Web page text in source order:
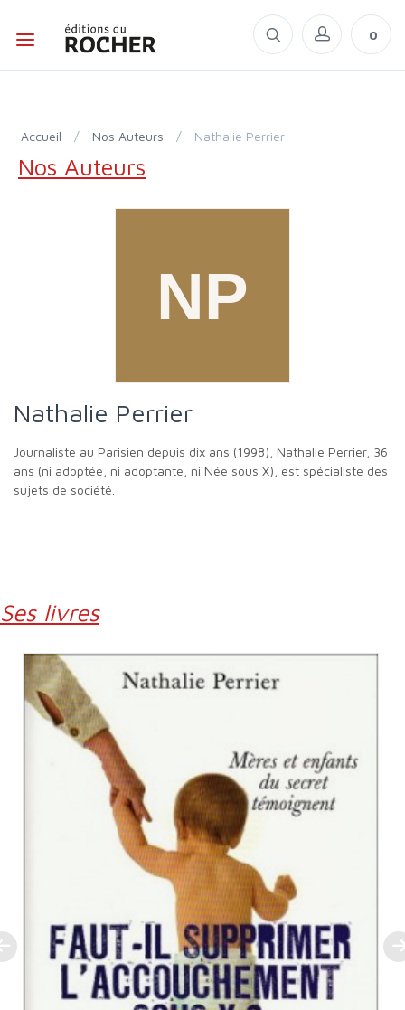
0
Accueil / Nos Auteurs / Nathalie Perrier
Nos Auteurs
Nathalie Perrier
Journaliste au Parisien depuis dix ans (1998), Nathalie Perrier, 36
ans (ni adoptée, ni adoptante, ni Née sous X), est spécialiste des
sujets de société.
Ses livres